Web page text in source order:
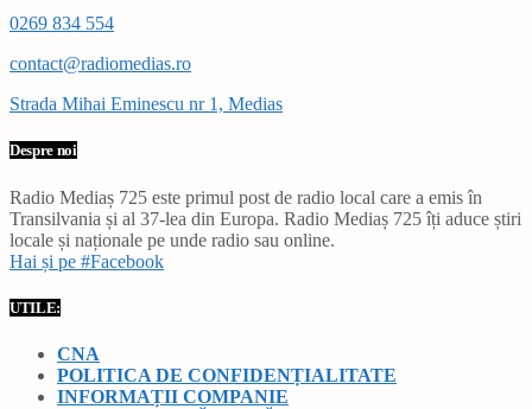
0269 834 554
contact@radiomedias.ro
Strada Mihai Eminescu nr 1, Medias
Despre noi
Radio Mediaș 725 este primul post de radio local care a emis în
Transilvania și al 37-lea din Europa. Radio Mediaș 725 îți aduce știri
locale și naționale pe unde radio sau online.
Hai și pe #Facebook
UTILE:
CNA
POLITICA DE CONFIDENȚIALITATE
INFORMAȚII COMPANIE